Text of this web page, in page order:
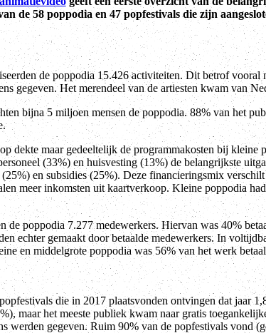
de 58 poppodia en 47 popfestivals die zijn
de poppodia 15.426 activiteiten. Dit betrof
gegeven. Het merendeel van de artiesten kwam van
bijna 5 miljoen mensen de poppodia. 88% van het
dekte maar gedeeltelijk de programmakosten bij
(33%) en huisvesting (13%) de belangrijkste
en subsidies (25%). Deze financieringsmix
meer inkomsten uit kaartverkoop. Kleine poppodia
de poppodia 7.277 medewerkers. Hiervan was 40%
echter gemaakt door betaalde medewerkers. In
en middelgrote poppodia was 56% van het werk
die in 2017 plaatsvonden ontvingen dat jaar
maar het meeste publiek kwam naar gratis
werden gegeven. Ruim 90% van de popfestivals vond